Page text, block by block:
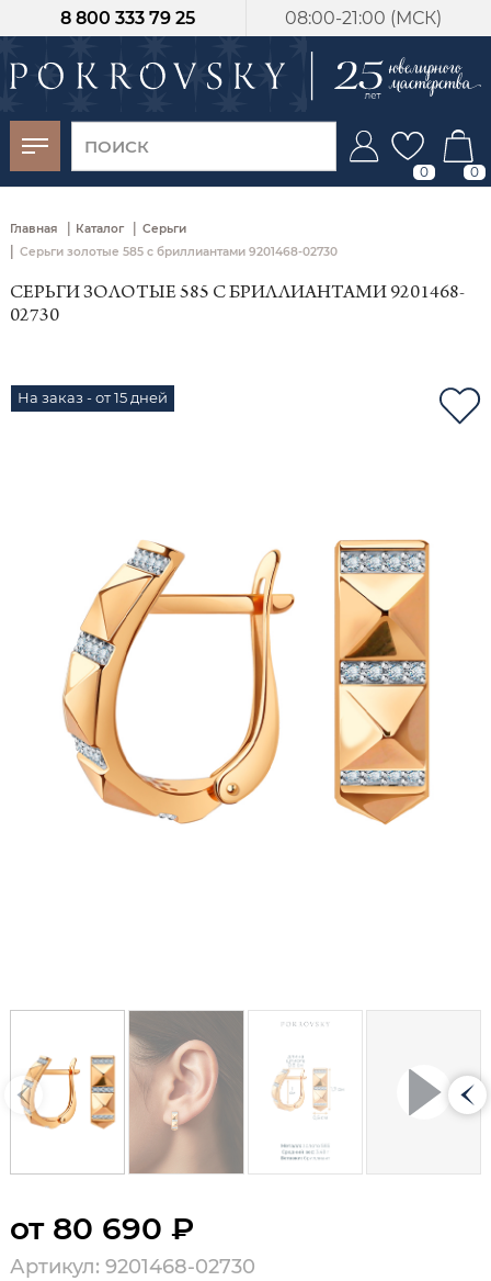
08:00-21:00 (МСК)
8 800 333 79 25
0 0
Главная | Каталог | Серьги
| Серьги золотые 585 с бриллиантами 9201468-02730
СЕРЬГИ ЗОЛОТЫЕ 585 С БРИЛЛИАНТАМИ 9201468-
02730
На заказ - от 15 дней
от 80 690 ₽
Артикул: 9201468-02730
-30%
от 15 дней с
момента оплаты